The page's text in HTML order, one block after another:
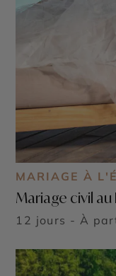
MARIAGE À
Mariage civil au
12 jours - À